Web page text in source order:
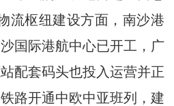
流枢纽建设方面，南沙港
国际港航中心已开工，广
配套码头也投入运营并正
路开通中欧中亚班列，建